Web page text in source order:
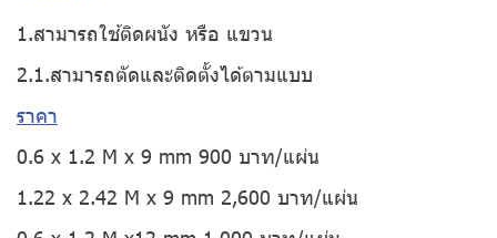
1.สามารถใช้ติดผนัง หรือ แขวน
2.1.สามารถตัดและติดตั้งได้ตามแบบ
ราคา
0.6 x 1.2 M x 9 mm 900 บาท/แผ่น
1.22 x 2.42 M x 9 mm 2,600 บาท/แผ่น